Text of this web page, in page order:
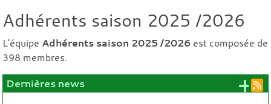
Adhérents saison 2025 /2026
L'équipe Adhérents saison 2025 /2026 est composée de
398 membres.
Dernières news
+